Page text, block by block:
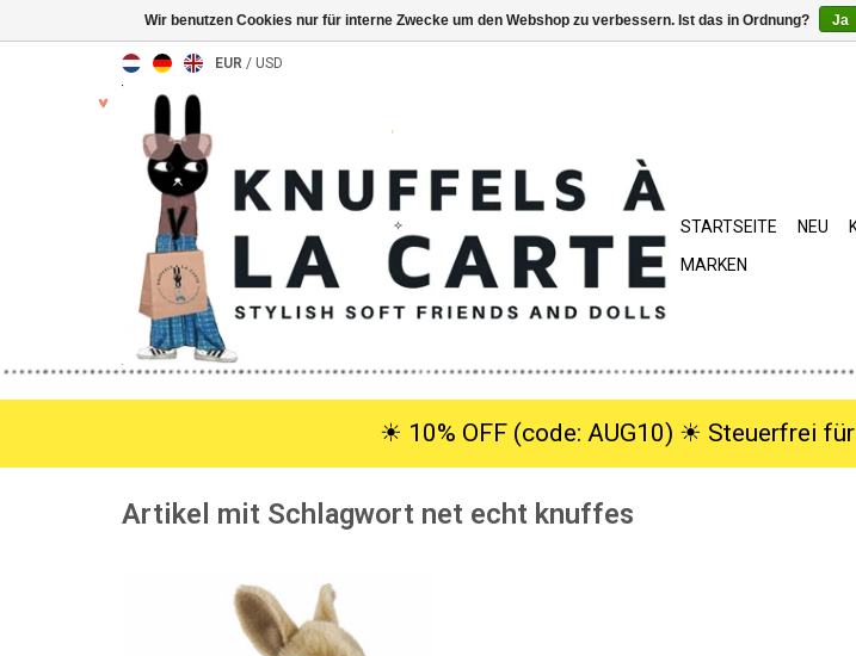
EUR / USD
STARTSEITE NEU
MARKEN
☀︎ 10% OFF (code: AUG10) ☀︎ Steuerfrei
Artikel mit Schlagwort net echt knuffes
Braunes Zwergkaninchen von Hansa
Creation..... Sieht aus wie das Original!!
ZUM WARENKORB HINZUFÜGEN
Wir benutzen Cookies nur für interne Zwecke um den Webshop zu verbessern. Ist das in Ordnung? Ja